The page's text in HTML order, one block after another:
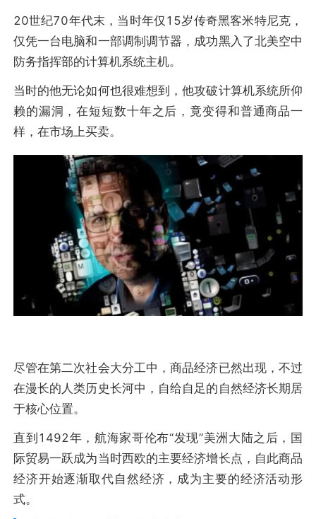
20世纪70年代末，当时年仅15岁传奇黑客米特尼克，
仅凭一台电脑和一部调制调节器，成功黑入了北美空中
防务指挥部的计算机系统主机。
当时的他无论如何也很难想到，他攻破计算机系统所仰
赖的漏洞，在短短数十年之后，竟变得和普通商品一
样，在市场上买卖。
尽管在第二次社会大分工中，商品经济已然出现，不过
在漫长的人类历史长河中，自给自足的自然经济长期居
于核心位置。
直到1492年，航海家哥伦布“发现”美洲大陆之后，国
际贸易一跃成为当时西欧的主要经济增长点，自此商品
经济开始逐渐取代自然经济，成为主要的经济活动形
式。